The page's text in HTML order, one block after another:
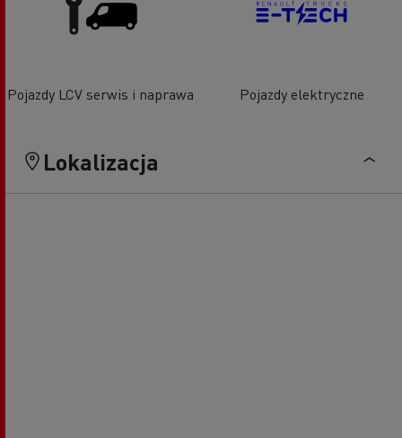
Pojazdy LCV serwis i naprawa Pojazdy elektryczne
Lokalizacja